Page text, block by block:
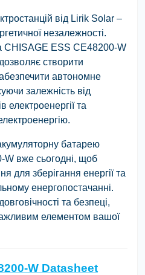
від Lirik Solar –
незалежності.
CHISAGE ESS CE48200-W
створити
автономне
залежність від
електроенергії та
батарею
вже сьогодні, щоб
для зберігання енергії та
енергопостачанні.
та безпеці,
елементом вашої
W Datasheet